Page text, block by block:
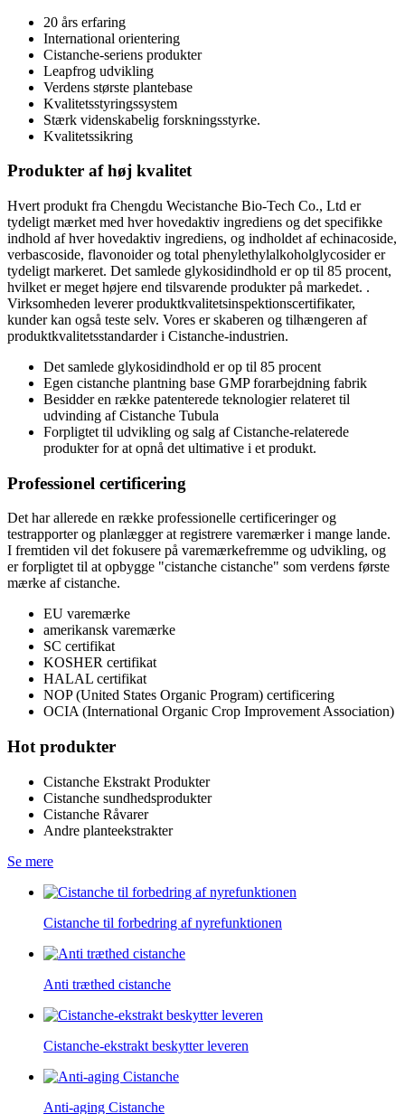
20 års erfaring
International orientering
Cistanche-seriens produkter
Leapfrog udvikling
Verdens største plantebase
Kvalitetsstyringssystem
Stærk videnskabelig forskningsstyrke.
Kvalitetssikring
Produkter af høj kvalitet
Hvert produkt fra Chengdu Wecistanche Bio-Tech Co., Ltd er
tydeligt mærket med hver hovedaktiv ingrediens og det specifikke
indhold af hver hovedaktiv ingrediens, og indholdet af echinacoside,
verbascoside, flavonoider og total phenylethylalkoholglycosider er
tydeligt markeret. Det samlede glykosidindhold er op til 85 procent,
hvilket er meget højere end tilsvarende produkter på markedet. .
Virksomheden leverer produktkvalitetsinspektionscertifikater,
kunder kan også teste selv. Vores er skaberen og tilhængeren af ​​
produktkvalitetsstandarder i Cistanche-industrien.
Det samlede glykosidindhold er op til 85 procent
Egen cistanche plantning base GMP forarbejdning fabrik
Besidder en række patenterede teknologier relateret til
udvinding af Cistanche Tubula
Forpligtet til udvikling og salg af Cistanche-relaterede
produkter for at opnå det ultimative i et produkt.
Professionel certificering
Det har allerede en række professionelle certificeringer og
testrapporter og planlægger at registrere varemærker i mange lande.
I fremtiden vil det fokusere på varemærkefremme og udvikling, og
er forpligtet til at opbygge "cistanche cistanche" som verdens første
mærke af cistanche.
EU varemærke
amerikansk varemærke
SC certifikat
KOSHER certifikat
HALAL certifikat
NOP (United States Organic Program) certificering
OCIA (International Organic Crop Improvement Association)
Hot produkter
Cistanche Ekstrakt Produkter
Cistanche sundhedsprodukter
Cistanche Råvarer
Andre planteekstrakter
Se mere
Cistanche til forbedring af nyrefunktionen
Anti træthed cistanche
Cistanche-ekstrakt beskytter leveren
Anti-aging Cistanche